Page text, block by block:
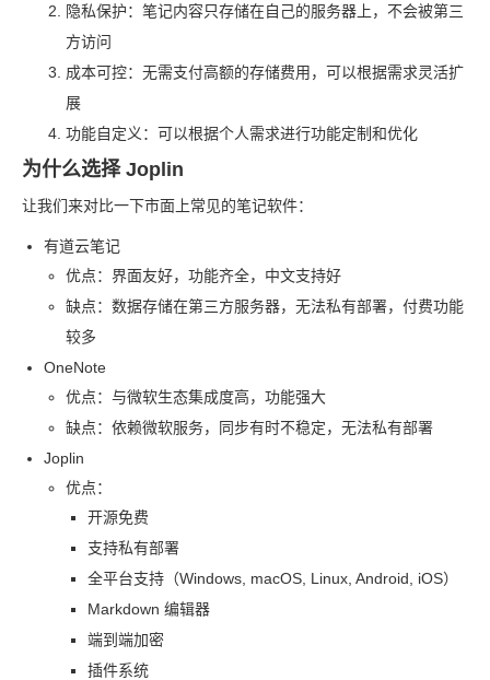
隐私保护：笔记内容只存储在自己的服务器上，不会被第三
方访问
成本可控：无需支付高额的存储费用，可以根据需求灵活扩
展
功能自定义：可以根据个人需求进行功能定制和优化
为什么选择 Joplin
让我们来对比一下市面上常见的笔记软件：
有道云笔记
优点：界面友好，功能齐全，中文支持好
缺点：数据存储在第三方服务器，无法私有部署，付费功能
较多
OneNote
优点：与微软生态集成度高，功能强大
缺点：依赖微软服务，同步有时不稳定，无法私有部署
Joplin
优点：
开源免费
支持私有部署
全平台支持（Windows, macOS, Linux, Android, iOS）
Markdown 编辑器
端到端加密
插件系统